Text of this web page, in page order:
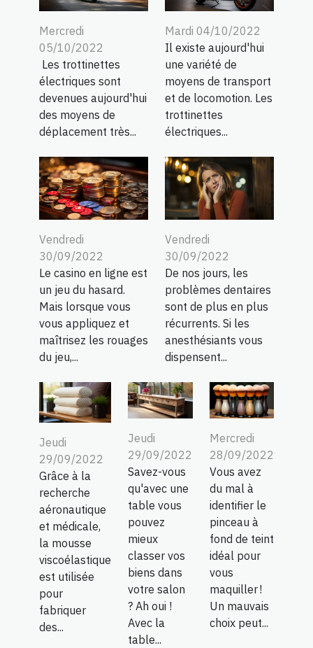
Mercredi
05/10/2022
Les trottinettes
électriques sont
devenues aujourd'hui
des moyens de
déplacement très...
Mardi 04/10/2022
Il existe aujourd'hui
une variété de
moyens de transport
et de locomotion. Les
trottinettes
électriques...
Vendredi
30/09/2022
Le casino en ligne est
un jeu du hasard.
Mais lorsque vous
vous appliquez et
maîtrisez les rouages
du jeu,...
Vendredi
30/09/2022
De nos jours, les
problèmes dentaires
sont de plus en plus
récurrents. Si les
anesthésiants vous
dispensent...
Jeudi
29/09/2022
Grâce à la
recherche
aéronautique
et médicale,
la mousse
viscoélastique
est utilisée
pour
fabriquer
des...
Jeudi
29/09/2022
Savez-vous
qu'avec une
table vous
pouvez
mieux
classer vos
biens dans
votre salon
? Ah oui !
Avec la
table...
Mercredi
28/09/2022
Vous avez
du mal à
identifier le
pinceau à
fond de teint
idéal pour
vous
maquiller !
Un mauvais
choix peut...